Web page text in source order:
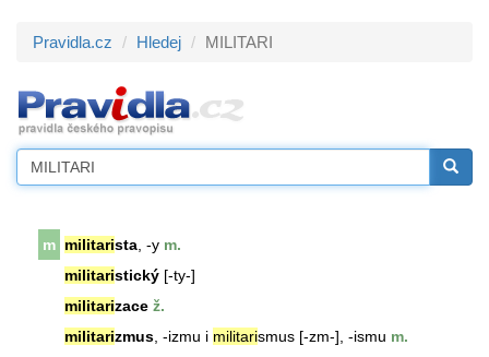
Pravidla.cz Hledej MILITARI
m militarista , -y m.
militaristický [-ty-]
militarizace ž.
militarizmus , -izmu i militarismus [-zm-], -ismu m.